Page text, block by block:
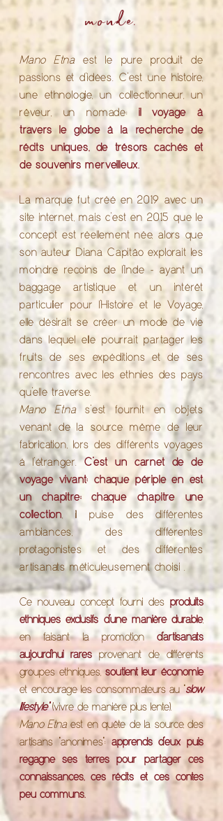
monde.
Mano Etnaest le pure produit de
passions et d’idées. C’est une histoire,
une ethnologie, un collectionneur, un
rêveur, un nomade; il voyage à
travers le globe à la recherche de
récits uniques, de trésors cachés et
de souvenirs merveilleux.
La marque fut créé en 2019 avec un
site internet, mais c’est en 2015 que le
concept est réellement née, alors que
son auteur Diana Capitão explorait les
moindre recoins de l’Inde -ayant un
baggage artistique et un intérêt
particulier pour l’Histoire et le Voyage,
elle désirait se créer un mode de vie
dans lequel elle pourrait partager les
fruits de ses expéditions et de ses
rencontres avec les ethnies des pays
qu’elle traverse.
Mano Etnas’est fournit en objets
venant de la source même de leur
fabrication, lors des différents voyages
à l’étranger.C’est un carnet de de
voyage vivant: chaque périple en est
un chapitre; chaque chapitre une
collection, il puise des différentes
ambiances, des différentes
protagonistes et des différentes
artisanats méticuleusement choisi .
Ce nouveau concept fourni des produits
ethniques exclusifs d’une manière durable,
en faisant la promotion d’artisanats
aujourd’hui raresprovenant de différents
groupes ethniques, soutient leur économie
et encourage les consommateurs au " slow
lifestyle"(vivre de manière plus lente).
Mano Etnaest en quête de la source, des
artisans "anonimes"; apprends d’eux puis
regagne ses terres pour partager ces
connaissances, ces récits et ces contes
peu communs.